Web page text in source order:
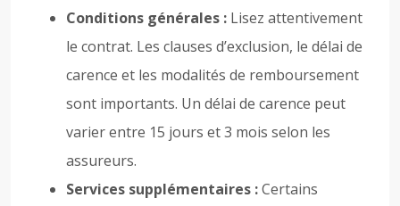
Conditions générales : Lisez attentivement
le contrat. Les clauses d’exclusion, le délai de
carence et les modalités de remboursement
sont importants. Un délai de carence peut
varier entre 15 jours et 3 mois selon les
assureurs.
Services supplémentaires :Certains